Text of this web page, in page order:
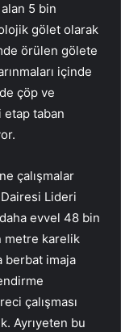
5 bin
gölet olarak
örülen gölete
içinde
çöp ve
taban
çalışmalar
Lideri
evvel 48 bin
metre karelik
berbat imaja
çalışması
Ayrıyeten bu